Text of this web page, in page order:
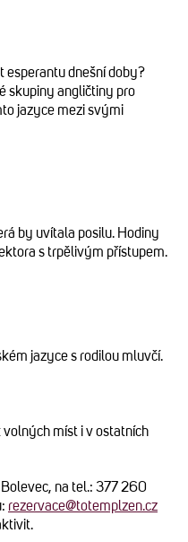
esperantu dnešní doby?
skupiny angličtiny pro
jazyce mezi svými
by uvítala posilu. Hodiny
s trpělivým přístupem.
jazyce s rodilou mluvčí.
míst i v ostatních
na tel.: 377 260
rezervace@totemplzen.cz